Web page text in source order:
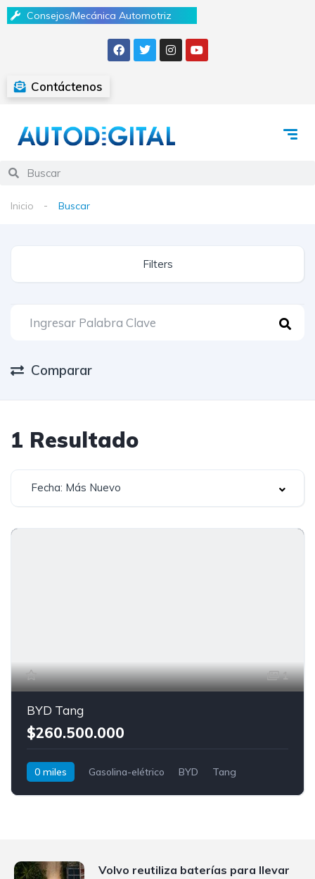
Consejos/Mecánica Automotriz
Contáctenos
Inicio Buscar
Filters
Comparar
1 Resultado
Fecha: Más Nuevo
1
BYD Tang
$260.500.000
0 miles Gasolina-elétrico BYD Tang
Volvo reutiliza baterías para llevar